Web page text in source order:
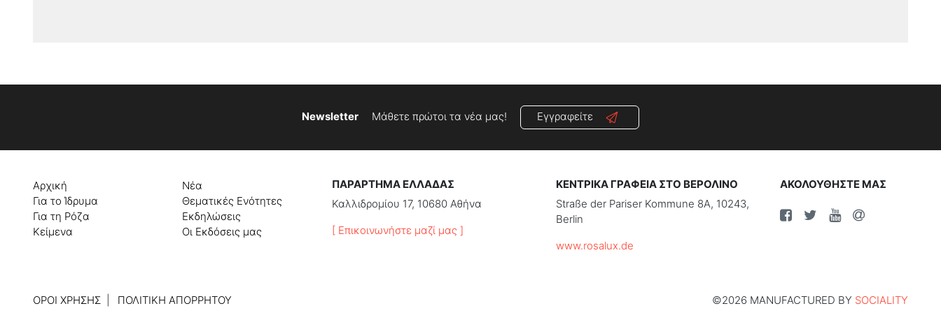
Newsletter Μάθετε πρώτοι τα νέα μας! Εγγραφείτε
Αρχική
Για το Ίδρυμα
Για τη Ρόζα
Κείμενα
Νέα
Θεματικές Ενότητες
Εκδηλώσεις
Οι Εκδόσεις μας
ΠΑΡΑΡΤΗΜΑ ΕΛΛΑΔΑΣ
Καλλιδρομίου 17, 10680 Αθήνα
[ Επικοινωνήστε μαζί μας ]
ΚΕΝΤΡΙΚΑ ΓΡΑΦΕΙΑ ΣΤΟ ΒΕΡΟΛΙΝΟ
Straße der Pariser Kommune 8A, 10243,
Berlin
www.rosalux.de
ΑΚΟΛΟΥΘΗΣΤΕ ΜΑΣ
ΌΡΟΙ ΧΡΉΣΗΣ ΠΟΛΙΤΙΚΉ ΑΠΟΡΡΉΤΟΥ ©2026 MANUFACTURED BY SOCIALITY